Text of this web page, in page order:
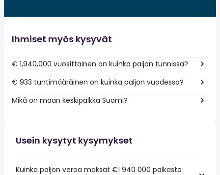
Ihmiset myös kysyvät
€ 1,940,000 vuosittainen on kuinka paljon tunnissa?
€ 933 tuntimääräinen on kuinka paljon vuodessa?
Mikä on maan keskipalkka Suomi?
Usein kysytyt kysymykset
Kuinka paljon veroa maksat €1 940 000 palkasta